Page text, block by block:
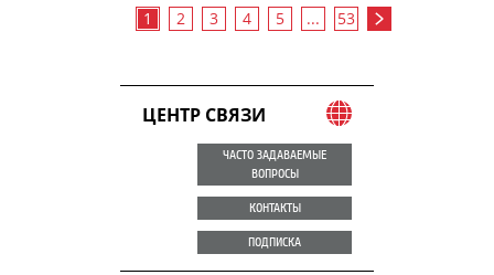
1 2 3 4 5 ... 53
ЦЕНТР СВЯЗИ
ЧАСТО ЗАДАВАЕМЫЕ
ВОПРОСЫ
КОНТАКТЫ
ПОДПИСКА